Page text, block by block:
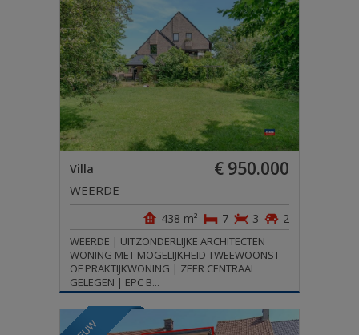
Villa € 950.000
WEERDE
2
3
7
438 m²
WEERDE | UITZONDERLIJKE ARCHITECTEN
WONING MET MOGELIJKHEID TWEEWOONST
OF PRAKTIJKWONING | ZEER CENTRAAL
GELEGEN | EPC B...